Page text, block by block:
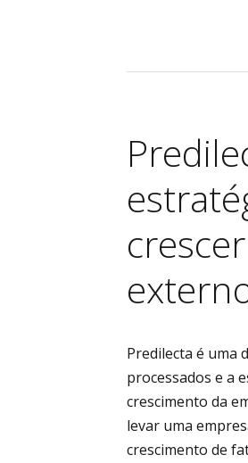
Predilecta é uma
processados e a
crescimento da
levar uma
crescimento de